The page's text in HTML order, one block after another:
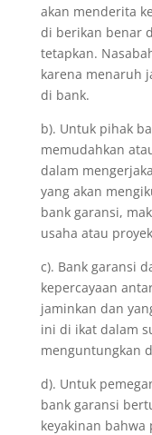
akan menderita
di berikan benar
tetapkan.
karena menaruh
di bank.
b). Untuk pihak
memudahkan
dalam
yang akan
bank garansi,
usaha atau
c). Bank garansi
kepercayaan
jaminkan dan
ini di ikat dalam
menguntungkan
d). Untuk
bank garansi
keyakinan bahwa